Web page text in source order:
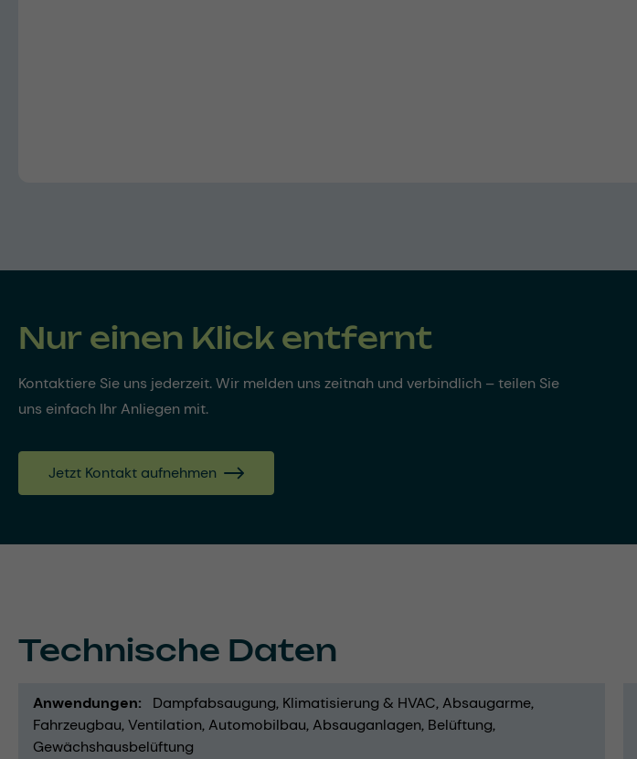
Nur einen Klick entfernt
Kontaktiere Sie uns jederzeit. Wir melden uns zeitnah und verbindlich – teilen Sie
uns einfach Ihr Anliegen mit.
Jetzt Kontakt aufnehmen
Technische Daten
Anwendungen Dampfabsaugung Klimatisierung & HVAC Absaugarme
Fahrzeugbau Ventilation Automobilbau Absauganlagen Belüftung
Gewächshausbelüftung